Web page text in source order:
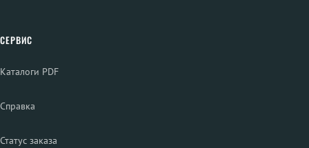
СЕРВИС
Каталоги PDF
Справка
Статус заказа